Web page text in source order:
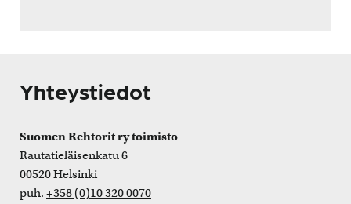
Yhteystiedot
Suomen Rehtorit ry toimisto
Rautatieläisenkatu 6
00520 Helsinki
puh. +358 (0)10 320 0070